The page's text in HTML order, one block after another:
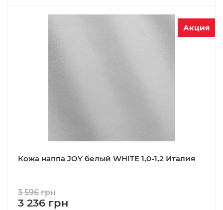
Акция
Кожа наппа JOY белый WHITE 1,0-1,2 Италия
3 236 грн
3 596 грн